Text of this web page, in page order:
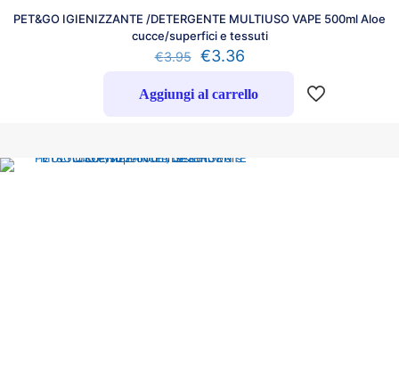
PET&GO IGIENIZZANTE /DETERGENTE MULTIUSO VAPE 500ml Aloe
cucce/superfici e tessuti
€3.95 €3.36
Aggiungi al carrello